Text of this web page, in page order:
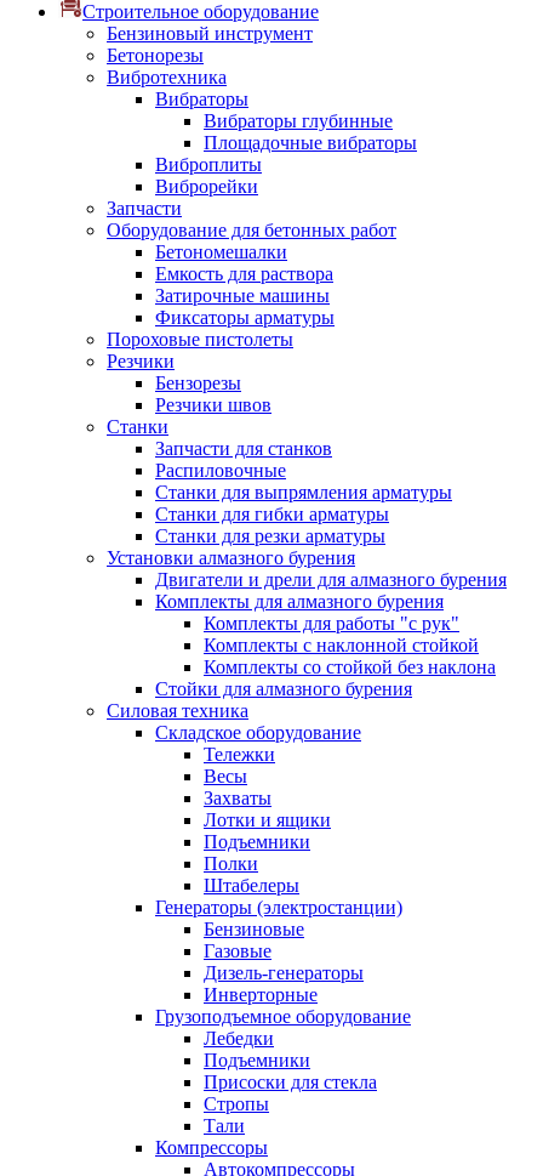
Строительное оборудование
Бензиновый инструмент
Бетонорезы
Вибротехника
Вибраторы
Вибраторы глубинные
Площадочные вибраторы
Виброплиты
Виброрейки
Запчасти
Оборудование для бетонных работ
Бетономешалки
Емкость для раствора
Затирочные машины
Фиксаторы арматуры
Пороховые пистолеты
Резчики
Бензорезы
Резчики швов
Станки
Запчасти для станков
Распиловочные
Станки для выпрямления арматуры
Станки для гибки арматуры
Станки для резки арматуры
Установки алмазного бурения
Двигатели и дрели для алмазного бурения
Комплекты для алмазного бурения
Комплекты для работы "с рук"
Комплекты с наклонной стойкой
Комплекты со стойкой без наклона
Стойки для алмазного бурения
Силовая техника
Складское оборудование
Тележки
Весы
Захваты
Лотки и ящики
Подъемники
Полки
Штабелеры
Генераторы (электростанции)
Бензиновые
Газовые
Дизель-генераторы
Инверторные
Грузоподъемное оборудование
Лебедки
Подъемники
Присоски для стекла
Стропы
Тали
Компрессоры
Автокомпрессоры